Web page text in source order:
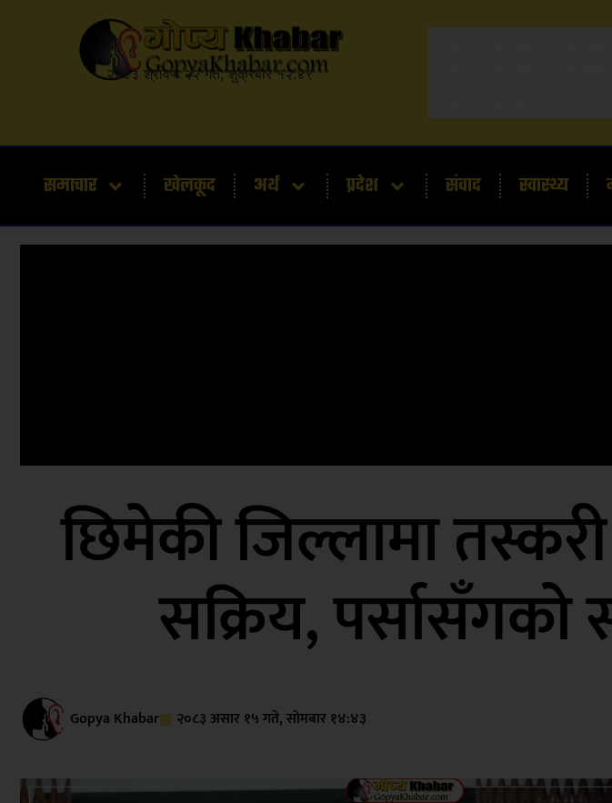
२०८३ श्रावण २२ गते, शुक्रबार १२:४९
समाचार खेलकूद अर्थ प्रदेश संवाद स्वास्थ्य
छिमेकी जिल्लामा तस्करी
सक्रिय, पर्सासँगको
Gopya Khabar २०८३ असार १५ गते, सोमबार १४:४३